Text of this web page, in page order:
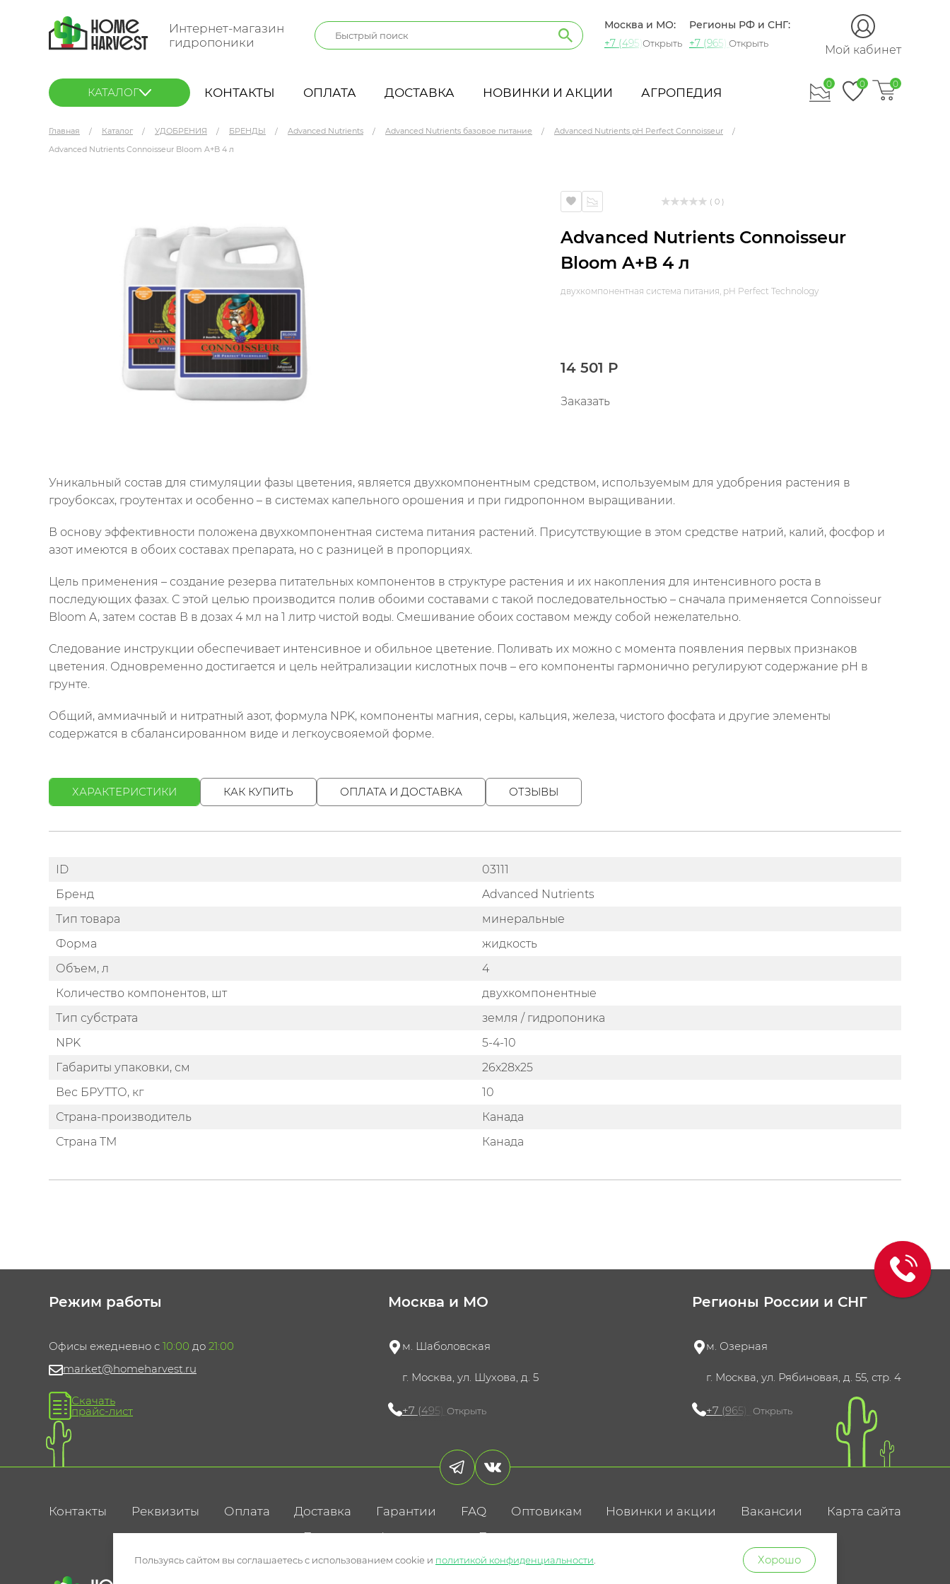
Интернет-магазин
гидропоники
Москва и МО:
+7 (495) 721-60-15
Открыть
Регионы РФ и СНГ:
+7 (965) 420-10-10
Открыть Мой кабинет
КАТАЛОГ КОНТАКТЫ ОПЛАТА ДОСТАВКА НОВИНКИ И АКЦИИ АГРОПЕДИЯ
0 0 0
Главная Каталог УДОБРЕНИЯ БРЕНДЫ Advanced Nutrients Advanced Nutrients базовое питание
Advanced Nutrients pH Perfect Connoisseur
Advanced Nutrients Connoisseur Bloom A+B 4 л
( 0 )
Advanced Nutrients Connoisseur
Bloom A+B 4 л
двухкомпонентная система питания, pH Perfect Technology
14 501 Р
Заказать
Уникальный состав для стимуляции фазы цветения, является двухкомпонентным средством, используемым для удобрения растения в
гроубоксах, гроутентах и особенно – в системах капельного орошения и при гидропонном выращивании.
В основу эффективности положена двухкомпонентная система питания растений. Присутствующие в этом средстве натрий, калий, фосфор и
азот имеются в обоих составах препарата, но с разницей в пропорциях.
Цель применения – создание резерва питательных компонентов в структуре растения и их накопления для интенсивного роста в
последующих фазах. С этой целью производится полив обоими составами с такой последовательностью – сначала применяется Connoisseur
Bloom A, затем состав В в дозах 4 мл на 1 литр чистой воды. Смешивание обоих составом между собой нежелательно.
Следование инструкции обеспечивает интенсивное и обильное цветение. Поливать их можно с момента появления первых признаков
цветения. Одновременно достигается и цель нейтрализации кислотных почв – его компоненты гармонично регулируют содержание pH в
грунте.
Общий, аммиачный и нитратный азот, формула NPK, компоненты магния, серы, кальция, железа, чистого фосфата и другие элементы
содержатся в сбалансированном виде и легкоусвояемой форме.
ХАРАКТЕРИСТИКИ КАК КУПИТЬ ОПЛАТА И ДОСТАВКА ОТЗЫВЫ
ID
03111
Бренд
Advanced Nutrients
Тип товара
минеральные
Форма
жидкость
Объем, л
4
Количество компонентов, шт
двухкомпонентные
Тип субстрата
земля / гидропоника
NPK
5-4-10
Габариты упаковки, см
26x28x25
Вес БРУТТО, кг
10
Страна-производитель
Канада
Страна ТМ
Канада
Режим работы
Офисы ежедневно с 10:00 до 21:00
market@homeharvest.ru
Скачать
прайс-лист
Москва и МО
м. Шаболовская
г. Москва, ул. Шухова, д. 5
+7 (495) 721-60-15
Открыть
Регионы России и СНГ
м. Озерная
г. Москва, ул. Рябиновая, д. 55, стр. 4
+7 (965) 420-10-10
Открыть
Контакты Реквизиты Оплата Доставка Гарантии FAQ Оптовикам Новинки и акции Вакансии Карта сайта
Политика конфиденциальностиПользовательское соглашение
Пользуясь сайтом вы соглашаетесь с использованием cookie и политикой конфиденциальности Хорошо